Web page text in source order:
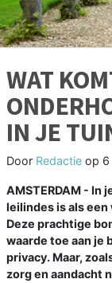
WAT
IN JE
Door Redactie op
AMSTERDAM - In
leilindes is als
Deze prachtige
waarde toe aan je
privacy. Maar,
zorg en aandacht